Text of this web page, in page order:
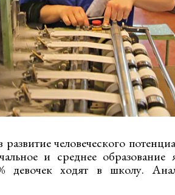
человеческого
и среднее образование
девочек ходят в школу.